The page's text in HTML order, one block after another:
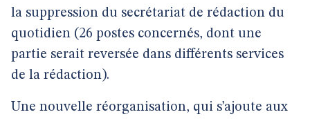
la suppression du secrétariat de rédaction du
quotidien (26 postes concernés, dont une
partie serait reversée dans différents services
de la rédaction).
Une nouvelle réorganisation, qui s’ajoute aux